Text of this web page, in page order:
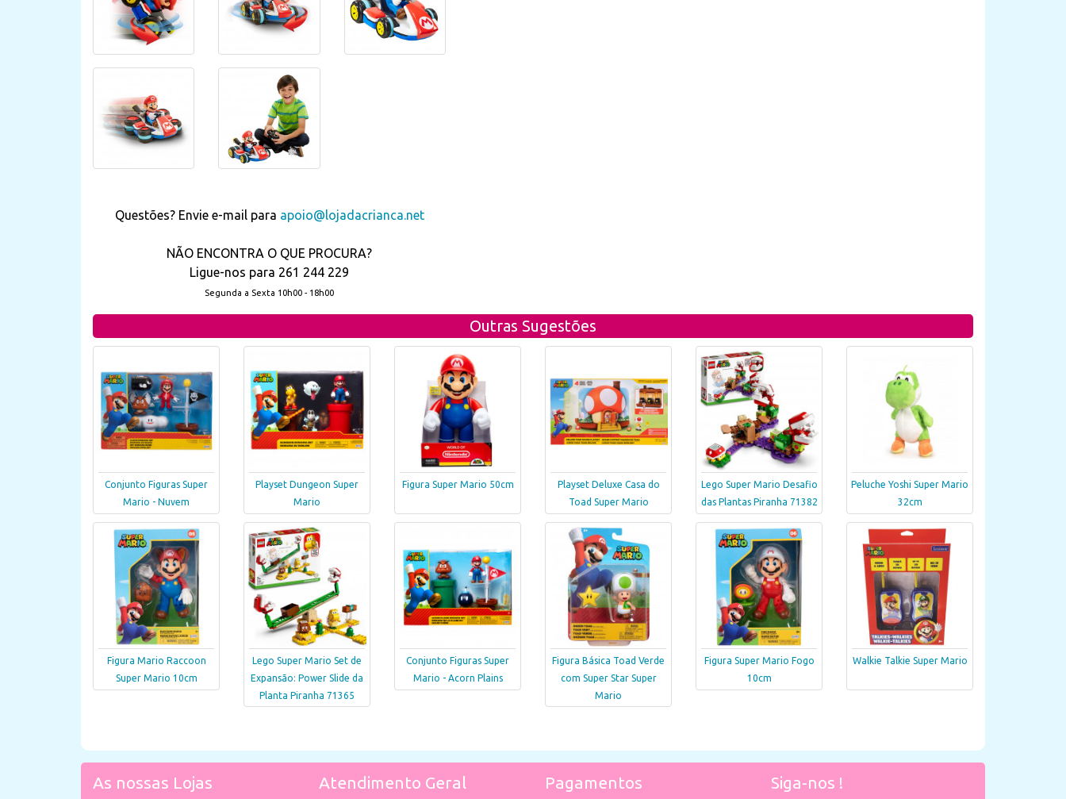
Questões? Envie e-mail para apoio@lojadacrianca.net
NÃO ENCONTRA O QUE PROCURA?
Ligue-nos para 261 244 229
Segunda a Sexta 10h00 - 18h00
Outras Sugestões
Conjunto Figuras Super
Mario - Nuvem
Playset Dungeon Super
Mario
Figura Super Mario 50cm
Playset Deluxe Casa do
Toad Super Mario
Lego Super Mario Desafio
das Plantas Piranha 71382
Peluche Yoshi Super Mario
32cm
Figura Mario Raccoon
Super Mario 10cm
Lego Super Mario Set de
Expansão: Power Slide da
Planta Piranha 71365
Conjunto Figuras Super
Mario - Acorn Plains
Figura Básica Toad Verde
com Super Star Super
Mario
Figura Super Mario Fogo
10cm
Walkie Talkie Super Mario
As nossas Lojas Atendimento Geral Pagamentos Siga-nos !